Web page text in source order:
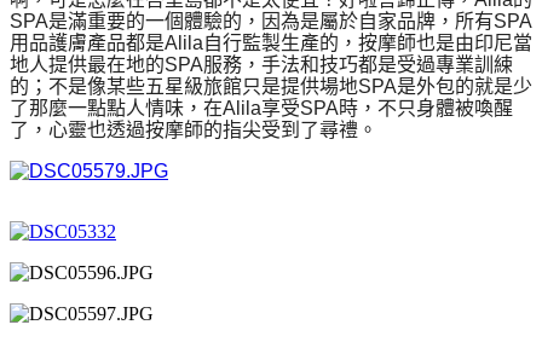
SPA是滿重要的一個體驗的，因為是屬於自家品牌，所有SPA
用品護膚產品都是Alila自行監製生產的，按摩師也是由印尼當
地人提供最在地的SPA服務，手法和技巧都是受過專業訓綀
的；不是像某些五星級旅館只是提供場地SPA是外包的就是少
了那麼一點點人情味，在Alila享受SPA時，不只身體被喚醒
了，心靈也透過按摩師的指尖受到了尋禮。